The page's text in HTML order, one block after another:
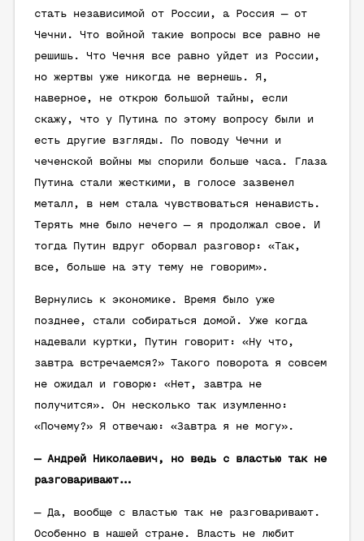
стать независимой от России, а Россия — от
Чечни. Что войной такие вопросы все равно не
решишь. Что Чечня все равно уйдет из России,
но жертвы уже никогда не вернешь. Я,
наверное, не открою большой тайны, если
скажу, что у Путина по этому вопросу были и
есть другие взгляды. По поводу Чечни и
чеченской войны мы спорили больше часа. Глаза
Путина стали жесткими, в голосе зазвенел
металл, в нем стала чувствоваться ненависть.
Терять мне было нечего — я продолжал свое. И
тогда Путин вдруг оборвал разговор: «Так,
все, больше на эту тему не говорим».
Вернулись к экономике. Время было уже
позднее, стали собираться домой. Уже когда
надевали куртки, Путин говорит: «Ну что,
завтра встречаемся?» Такого поворота я совсем
не ожидал и говорю: «Нет, завтра не
получится». Он несколько так изумленно:
«Почему?» Я отвечаю: «Завтра я не могу».
— Андрей Николаевич, но ведь с властью так не
разговаривают…
— Да, вообще с властью так не разговаривают.
Особенно в нашей стране. Власть не любит